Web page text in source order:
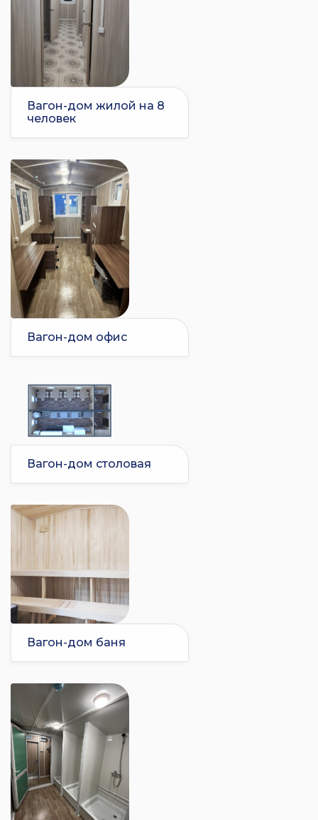
Вагон-дом жилой на 8
человек
Вагон-дом офис
Вагон-дом столовая
Вагон-дом баня